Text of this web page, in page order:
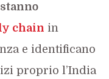
chain in
e identificano
proprio l’India